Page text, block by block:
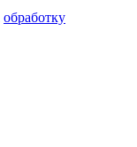
обработку